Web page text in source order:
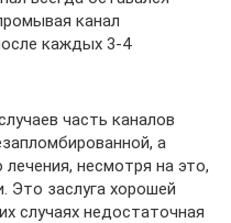
канал
каждых 3-4
часть каналов
а
несмотря на это,
Это заслуга хорошей
случаях недостаточная